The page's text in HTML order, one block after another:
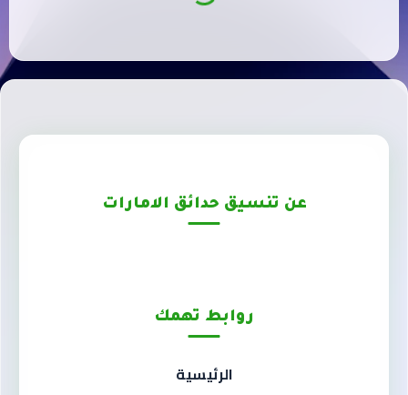
عن تنسيق حدائق الامارات
روابط تهمك
الرئيسية